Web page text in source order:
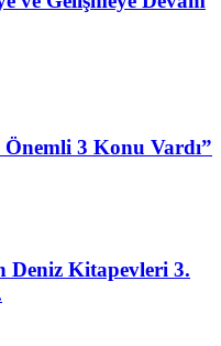
3 Konu Vardı”
Deniz Kitapevleri 3.